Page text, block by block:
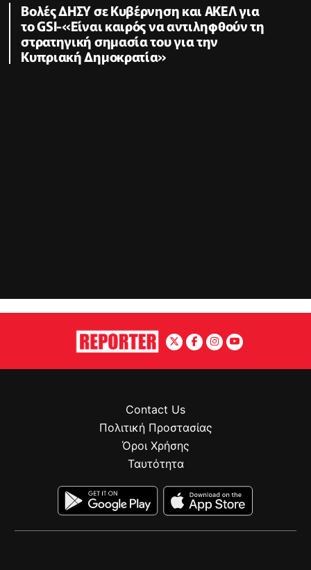
Βολές ΔΗΣΥ σε Κυβέρνηση και ΑΚΕΛ για
το GSI-«Είναι καιρός να αντιληφθούν τη
στρατηγική σημασία του για την
Κυπριακή Δημοκρατία»
Contact Us
Πολιτική Προστασίας
Όροι Χρήσης
Ταυτότητα